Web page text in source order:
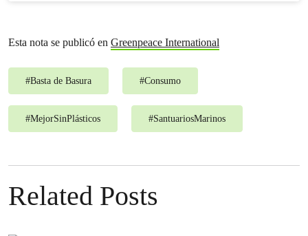
Esta nota se publicó en Greenpeace International
#Basta de Basura #Consumo
#MejorSinPlásticos #SantuariosMarinos
Related Posts